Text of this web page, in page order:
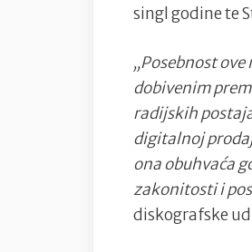
singl godine te
„Posebnost
dobivenim
radijskih
digitalnoj
ona obuhvaća
zakonitosti i
diskografske